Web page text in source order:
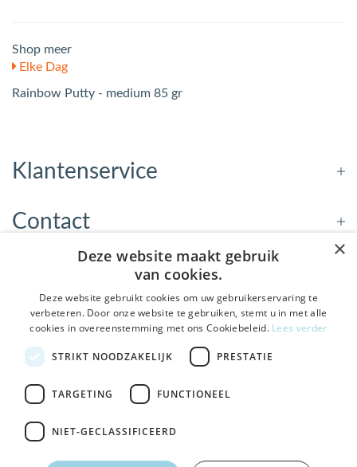
Shop meer
Elke Dag
Rainbow Putty - medium 85 gr
Klantenservice
Contact
Openingstijden
Nieuwsbrief
Bezoek de winkel in Sneek, Bolswarderbaan 3C
De Welzijnwinkel in je
inbox
Geen spam, geen verkooppraatjes — gewoon fijne
updates over hulpmiddelen die echt iets toevoegen.
×
Deze website maakt gebruik
van cookies.
Deze website gebruikt cookies om uw gebruikerservaring te
verbeteren. Door onze website te gebruiken, stemt u in met alle
cookies in overeenstemming met ons Cookiebeleid. Lees verder
STRIKT NOODZAKELIJK PRESTATIE
TARGETING FUNCTIONEEL
NIET-GECLASSIFICEERD